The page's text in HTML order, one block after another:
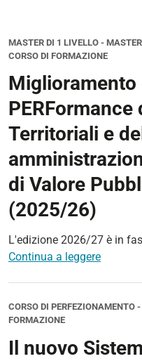
MASTER DI 1 LIVELLO -
CORSO DI FORMAZIONE
Miglioramento
PERFormance
Territoriali e
di Valore
(2025/26)
L'edizione 2026/27 è in
Continua a leggere
CORSO DI PERFEZIONAMENTO -
FORMAZIONE
Il nuovo